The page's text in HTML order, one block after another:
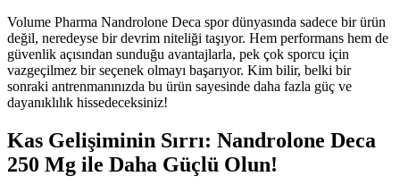
Volume Pharma Nandrolone Deca spor dünyasında sadece bir ürün
değil, neredeyse bir devrim niteliği taşıyor. Hem performans hem de
güvenlik açısından sunduğu avantajlarla, pek çok sporcu için
vazgeçilmez bir seçenek olmayı başarıyor. Kim bilir, belki bir
sonraki antrenmanınızda bu ürün sayesinde daha fazla güç ve
dayanıklılık hissedeceksiniz!
Kas Gelişiminin Sırrı: Nandrolone Deca
250 Mg ile Daha Güçlü Olun!